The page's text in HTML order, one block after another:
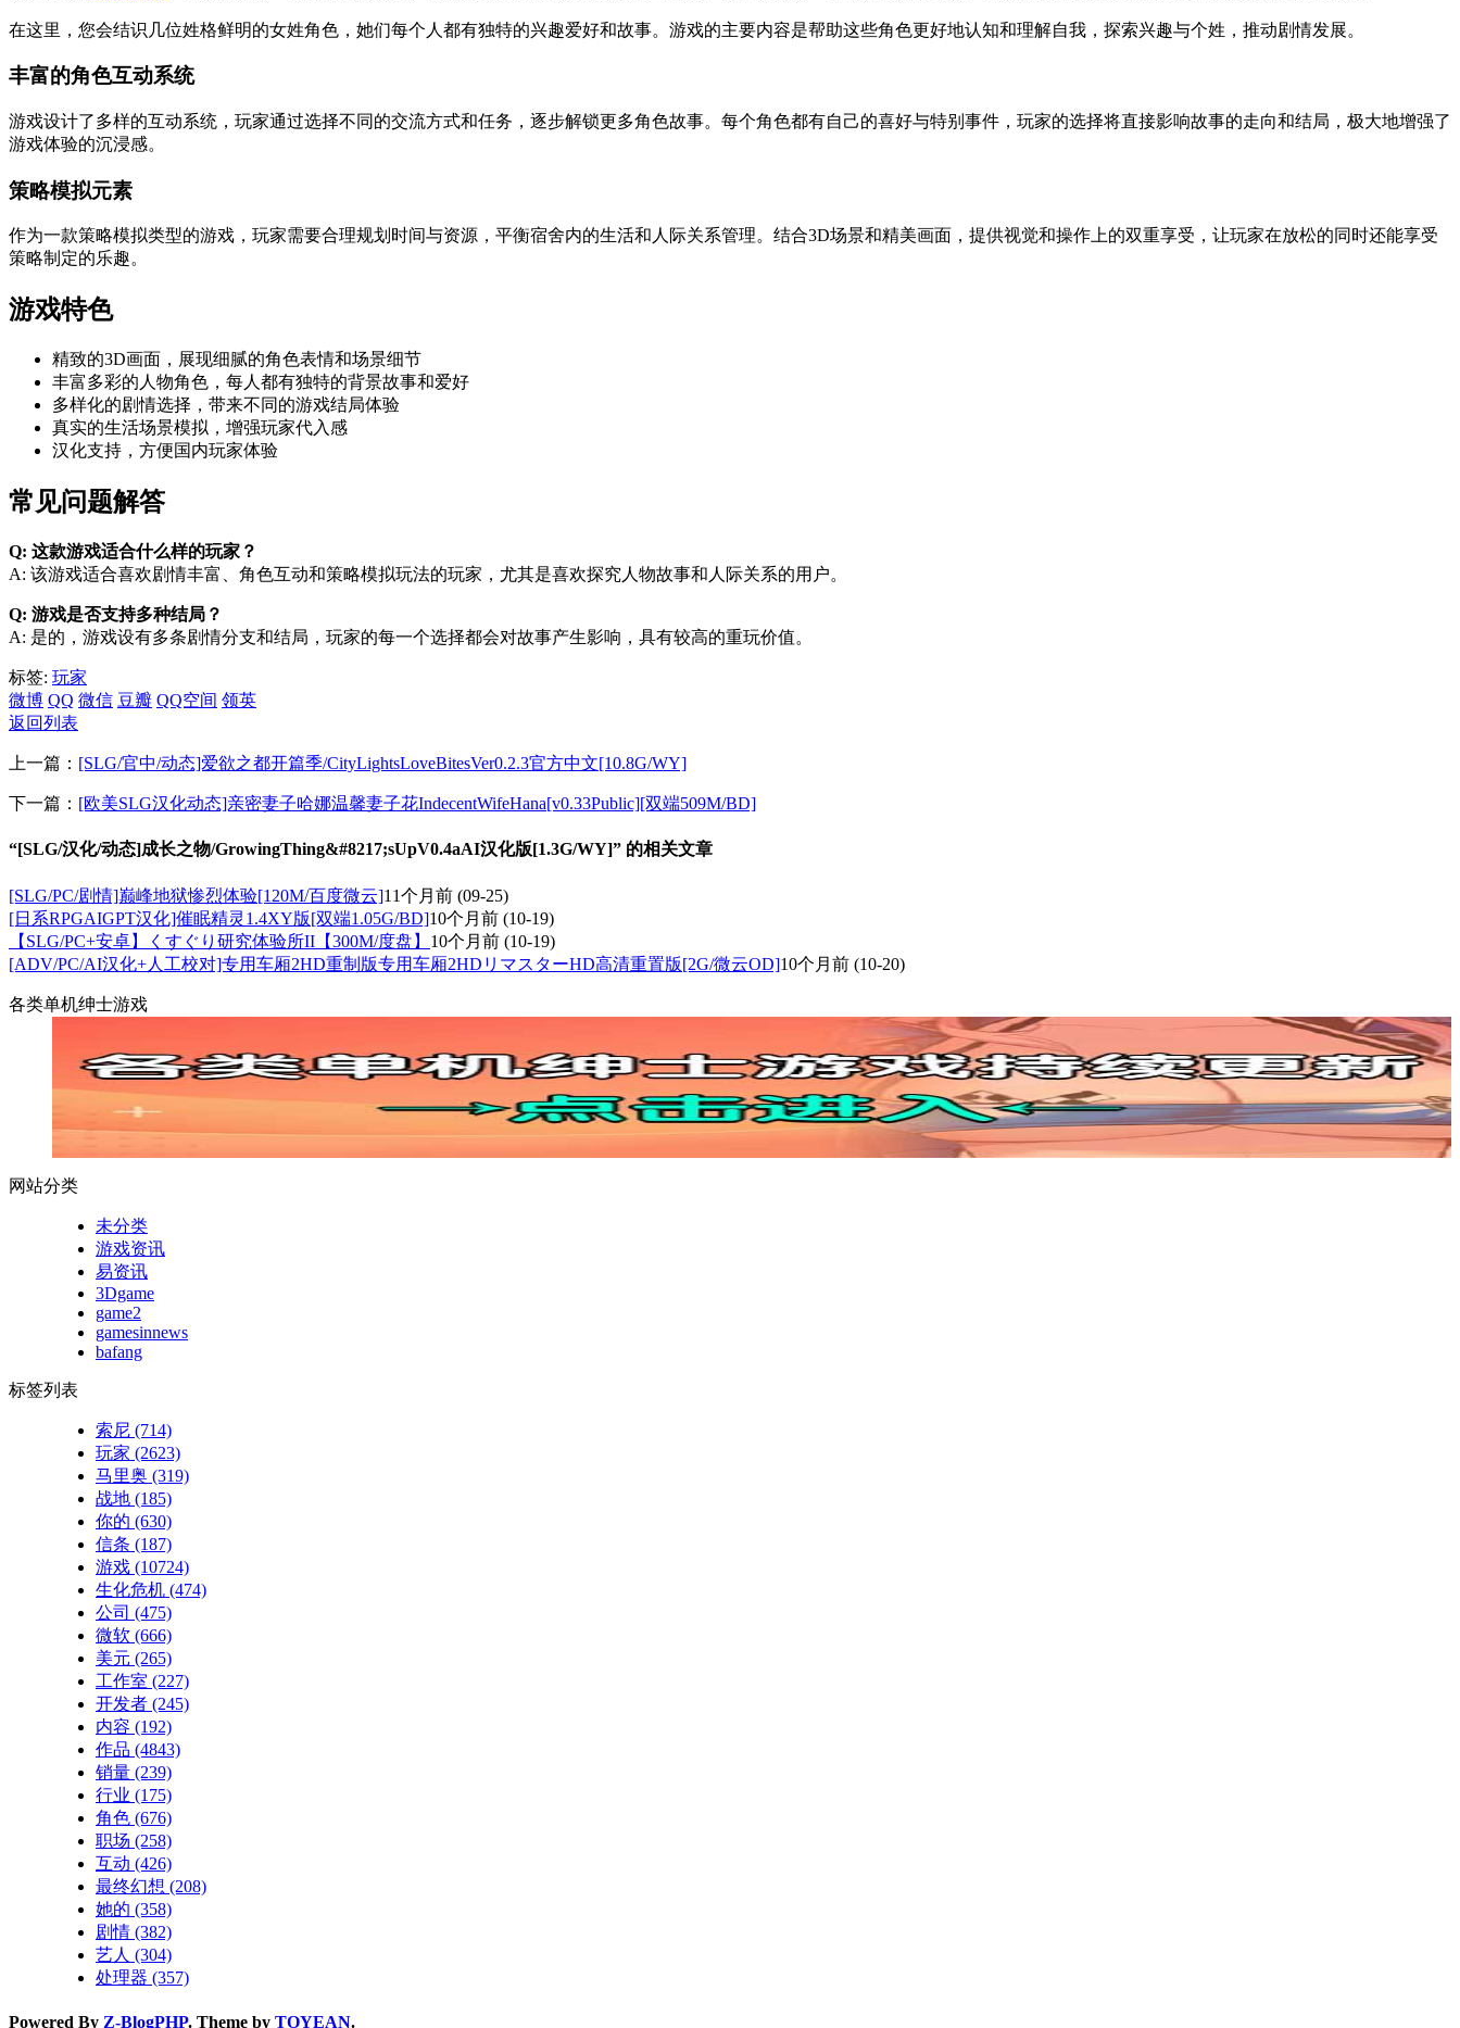
在这里，您会结识几位姓格鲜明的女姓角色，她们每个人都有独特的兴趣爱好和故事。游戏的主要内容是帮助这些角色更好地认知和理解自我，探索兴趣与个姓，推动剧情发展。
丰富的角色互动系统
游戏设计了多样的互动系统，玩家通过选择不同的交流方式和任务，逐步解锁更多角色故事。每个角色都有自己的喜好与特别事件，玩家的选择将直接影响故事的走向和结局，极大地增强了
游戏体验的沉浸感。
策略模拟元素
作为一款策略模拟类型的游戏，玩家需要合理规划时间与资源，平衡宿舍内的生活和人际关系管理。结合3D场景和精美画面，提供视觉和操作上的双重享受，让玩家在放松的同时还能享受
策略制定的乐趣。
游戏特色
精致的3D画面，展现细腻的角色表情和场景细节
丰富多彩的人物角色，每人都有独特的背景故事和爱好
多样化的剧情选择，带来不同的游戏结局体验
真实的生活场景模拟，增强玩家代入感
汉化支持，方便国内玩家体验
常见问题解答
Q: 这款游戏适合什么样的玩家？
A: 该游戏适合喜欢剧情丰富、角色互动和策略模拟玩法的玩家，尤其是喜欢探究人物故事和人际关系的用户。
Q: 游戏是否支持多种结局？
A: 是的，游戏设有多条剧情分支和结局，玩家的每一个选择都会对故事产生影响，具有较高的重玩价值。
标签: 玩家
微博 QQ 微信 豆瓣 QQ空间 领英
返回列表
上一篇： [SLG/官中/动态]爱欲之都开篇季/CityLightsLoveBitesVer0.2.3官方中文[10.8G/WY]
下一篇： [欧美SLG汉化动态]亲密妻子哈娜温馨妻子花IndecentWifeHana[v0.33Public][双端509M/BD]
“[SLG/汉化/动态]成长之物/GrowingThing&#8217;sUpV0.4aAI汉化版[1.3G/WY]” 的相关文章
[SLG/PC/剧情]巅峰地狱惨烈体验[120M/百度微云]11个月前 (09-25)
[日系RPGAIGPT汉化]催眠精灵1.4XY版[双端1.05G/BD]10个月前 (10-19)
【SLG/PC+安卓】くすぐり研究体验所II【300M/度盘】 10个月前 (10-19)
[ADV/PC/AI汉化+人工校对]专用车厢2HD重制版专用车厢2HDリマスターHD高清重置版[2G/微云OD]10个月前 (10-20)
各类单机绅士游戏
网站分类
未分类
游戏资讯
易资讯
3Dgame
game2
gamesinnews
bafang
标签列表
索尼 (714)
玩家 (2623)
马里奥 (319)
战地 (185)
你的 (630)
信条 (187)
游戏 (10724)
生化危机 (474)
公司 (475)
微软 (666)
美元 (265)
工作室 (227)
开发者 (245)
内容 (192)
作品 (4843)
销量 (239)
行业 (175)
角色 (676)
职场 (258)
互动 (426)
最终幻想 (208)
她的 (358)
剧情 (382)
艺人 (304)
处理器 (357)
Powered By Z-BlogPHP. Theme by TOYEAN.